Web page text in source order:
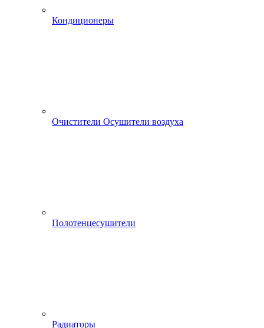
Кондиционеры
Очистители Осушители воздуха
Полотенцесушители
Радиаторы